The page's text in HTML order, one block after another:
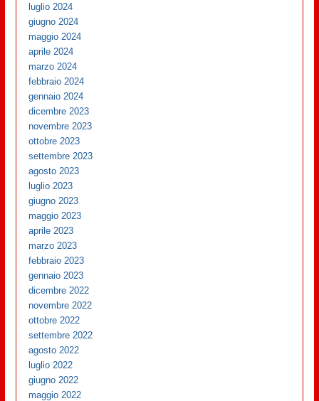
luglio 2024
giugno 2024
maggio 2024
aprile 2024
marzo 2024
febbraio 2024
gennaio 2024
dicembre 2023
novembre 2023
ottobre 2023
settembre 2023
agosto 2023
luglio 2023
giugno 2023
maggio 2023
aprile 2023
marzo 2023
febbraio 2023
gennaio 2023
dicembre 2022
novembre 2022
ottobre 2022
settembre 2022
agosto 2022
luglio 2022
giugno 2022
maggio 2022